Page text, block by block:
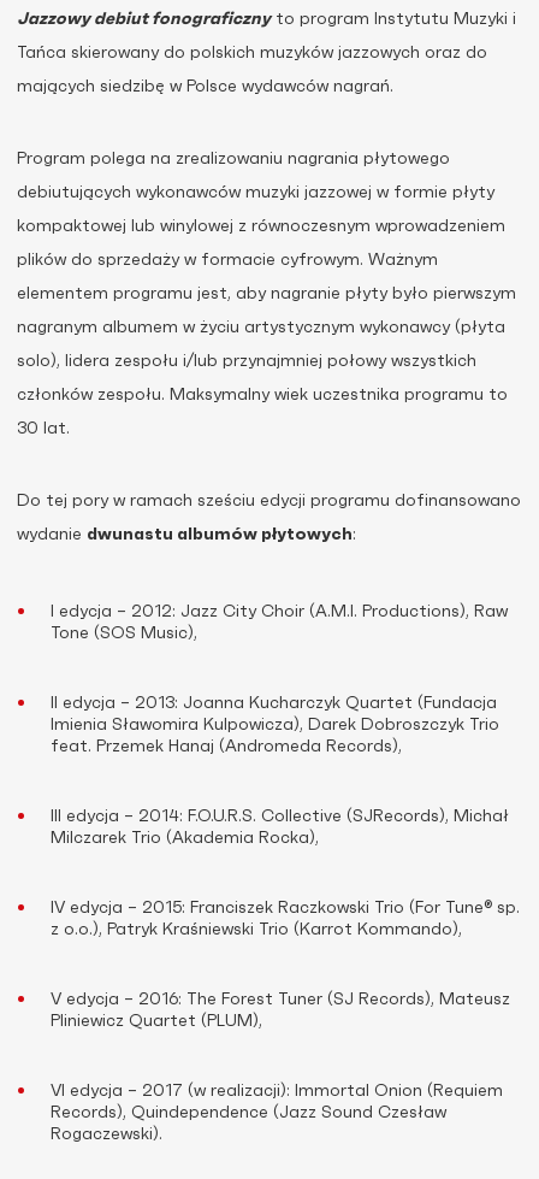
Jazzowy debiut fonograficznyto program Instytutu Muzyki i
Tańca skierowany do polskich muzyków jazzowych oraz do
mających siedzibę w Polsce wydawców nagrań.
Program polega na zrealizowaniu nagrania płytowego
debiutujących wykonawców muzyki jazzowej w formie płyty
kompaktowej lub winylowej z równoczesnym wprowadzeniem
plików do sprzedaży w formacie cyfrowym. Ważnym
elementem programu jest, aby nagranie płyty było pierwszym
nagranym albumem w życiu artystycznym wykonawcy (płyta
solo), lidera zespołu i/lub przynajmniej połowy wszystkich
członków zespołu. Maksymalny wiek uczestnika programu to
30 lat.
Do tej pory w ramach sześciu edycji programu dofinansowano
wydanie dwunastu albumów płytowych:
I edycja – 2012: Jazz City Choir (A.M.I. Productions), Raw
Tone (SOS Music),
II edycja – 2013: Joanna Kucharczyk Quartet (Fundacja
Imienia Sławomira Kulpowicza), Darek Dobroszczyk Trio
feat. Przemek Hanaj (Andromeda Records),
III edycja – 2014: F.O.U.R.S. Collective (SJRecords), Michał
Milczarek Trio (Akademia Rocka),
IV edycja – 2015: Franciszek Raczkowski Trio (For Tune® sp.
z o.o.), Patryk Kraśniewski Trio (Karrot Kommando),
V edycja – 2016: The Forest Tuner (SJ Records), Mateusz
Pliniewicz Quartet (PLUM),
VI edycja – 2017 (w realizacji): Immortal Onion (Requiem
Records), Quindependence (Jazz Sound Czesław
Rogaczewski).